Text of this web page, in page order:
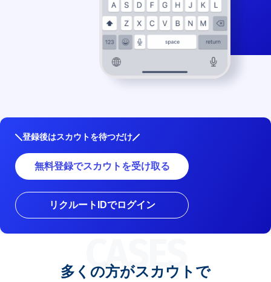
登録後はスカウトを待つだけ
無料登録でスカウトを受け取る
リクルートIDでログイン
CASES
多くの方がスカウトで